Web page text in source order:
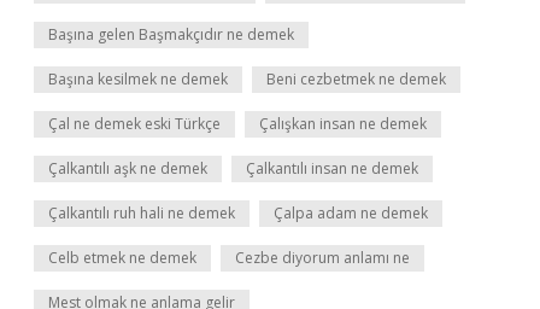
Başına gelen Başmakçıdır ne demek
Başına kesilmek ne demek Beni cezbetmek ne demek
Çal ne demek eski Türkçe Çalışkan insan ne demek
Çalkantılı aşk ne demek Çalkantılı insan ne demek
Çalkantılı ruh hali ne demek Çalpa adam ne demek
Celb etmek ne demek Cezbe diyorum anlamı ne
Mest olmak ne anlama gelir